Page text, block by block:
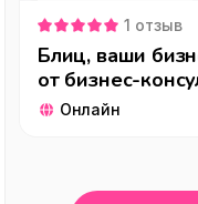
1 отзыв
Блиц, ваши
от бизнес-
Онлайн